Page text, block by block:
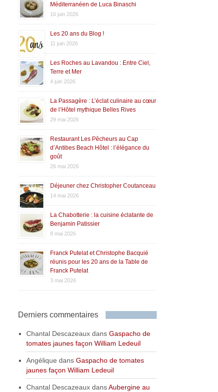
Méditerranéen de Luca Binaschi
16 juin 2026
Les 20 ans du Blog !
11 juin 2026
Les Roches au Lavandou : Entre Ciel,
Terre et Mer
4 juin 2026
La Passagère : L’éclat culinaire au cœur
de l’Hôtel mythique Belles Rives
29 mai 2026
Restaurant Les Pêcheurs au Cap
d’Antibes Beach Hôtel : l’élégance du
goût
26 mai 2026
Déjeuner chez Christopher Coutanceau
14 mai 2026
La Chabotterie : la cuisine éclatante de
Benjamin Patissier
8 mai 2026
Franck Putelat et Christophe Bacquié
réunis pour les 20 ans de la Table de
Franck Putelat
3 mai 2026
Derniers commentaires
Chantal Descazeaux dansGaspacho de
tomates jaunes façon William Ledeuil
Angélique dansGaspacho de tomates
jaunes façon William Ledeuil
Chantal Descazeaux dansAubergine au